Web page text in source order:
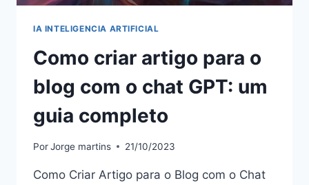
IA INTELIGENCIA ARTIFICIAL
Como criar artigo para o
blog com o chat GPT: um
guia completo
PorJorge martins 21/10/2023
Como Criar Artigo para o Blog com o Chat